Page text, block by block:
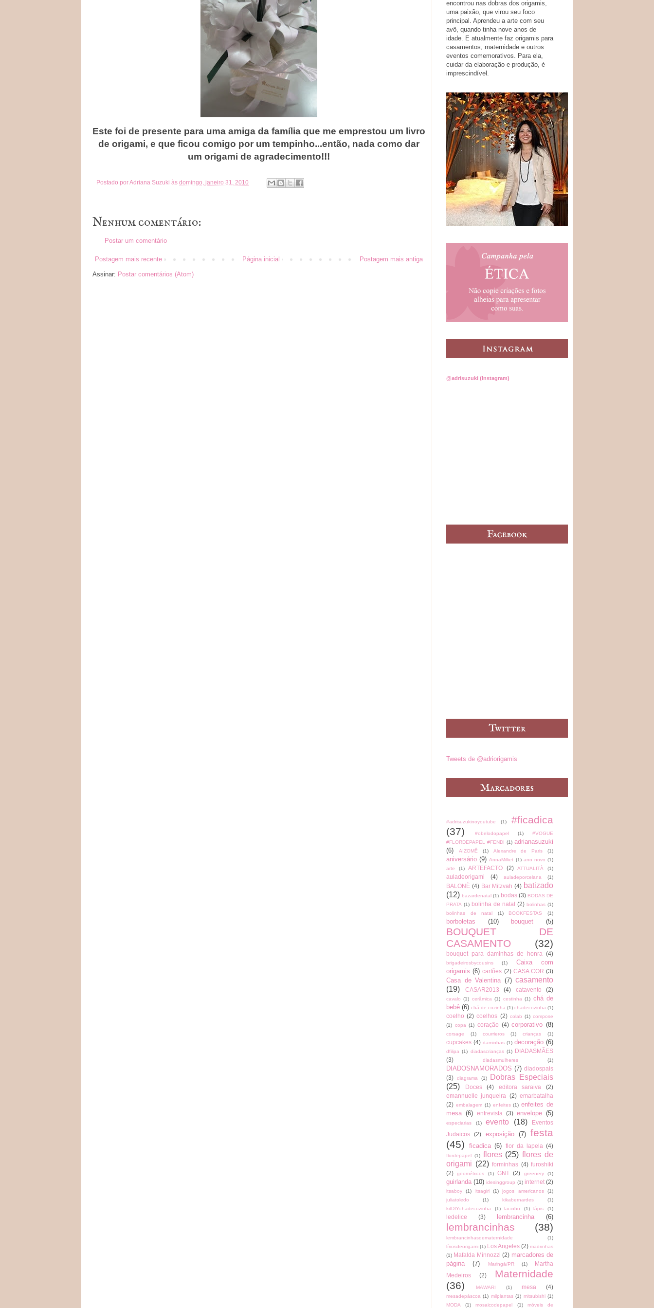
Este foi de presente para uma amiga da família que me emprestou um livro
de origami, e que ficou comigo por um tempinho...então, nada como dar
um origami de agradecimento!!!
Postado porAdriana Suzuki às domingo, janeiro 31, 2010
Nenhum comentário:
Postar um comentário
Postagem mais recente Postagem mais antiga
Página inicial
Assinar: Postar comentários (Atom)
encontrou nas dobras dos origamis,
uma paixão, que virou seu foco
principal. Aprendeu a arte com seu
avô, quando tinha nove anos de
idade. E atualmente faz origamis para
casamentos, maternidade e outros
eventos comemorativos. Para ela,
cuidar da elaboração e produção, é
imprescindível.
@adrisuzuki (Instagram)
Tweets de @adriorigamis
#adrisuzukinoyoutube (1)
#ficadica
(37)
#obelodopapel (1)
#VOGUE
#FLORDEPAPEL #FENDI (1) adrianasuzuki
(6)
AIZOMÊ (1) Alexandre de Paris (1)
aniversário (9) AnnaMilliet (1) ano novo (1)
arte
(1) ARTEFACTO (2) ATTUALITÀ (1)
auladeorigami (4) auladeporcelana (1)
BALONÈ (4) Bar Mitzvah (4) batizado
(12) bazardenatal (1) bodas (3) BODAS DE
PRATA (1) bolinha de natal (2) bolinhas (1)
bolinhas de natal
(1) BOOKFESTAS (1)
borboletas (10) bouquet (5)
BOUQUET DE
CASAMENTO
(32)
bouquet para daminhas de honra (4)
brigadeirosbycousins (1)
Caixa com
origamis (6) cartões (2) CASA COR (3)
Casa de Valentina (7) casamento
(19)
CASAR2013 (4) catavento (2)
cavalo (1) cerâmica (1) cestinha (1) chá de
bebê (6) chá de cozinha (1) chadecozinha (1)
coelho (2) coelhos (2) colab (1) compose
(1) copa (1) coração (4) corporativo (8)
corsage (1) courrieros (1) crianças (1)
cupcakes (4) daminhas (1) decoração (6)
dfilipa (1) diadascrianças (1) DIADASMÃES
(3)
diadasmulheres (1)
DIADOSNAMORADOS (7) diadospais
(3)
diagrama (1)
Dobras Especiais
(25)
Doces (4) editora saraiva
(2)
emannuelle junqueira
(2) emarbatalha
(2) embalagem (1) enfeites (1) enfeites de
mesa (6) entrevista (3) envelope (5)
especiarias (1) evento (18)
Eventos
Judaicos
(2) exposição (7)
festa
(45)
ficadica (6) flor da lapela (4)
flordepapel (1) flores (25) flores de
origami (22) forminhas (4) furoshiki
(2)
geométricos (1) GNT (2) greenery (1)
guirlanda (10) idesinggroup (1) internet (2)
itsaboy (1) itsagirl (1) jogos americanos
(1)
juliatoledo
(1) kikabernardes
(1)
kitDIYchadecozinha
(1) lacinho (1) lápis (1)
ledelice (3) lembrancinha (6)
lembrancinhas (38)
lembrancinhasdematernidade
(1)
líriosdeorigami (1) Los Angeles (2) madrinhas
(1) Mafalda Minnozzi (2) marcadores de
página
(7) Maringá/PR (1)
Martha
Medeiros
(2)
Maternidade
(36)
MAWARI (1) mesa (4)
mesadepáscoa (1) milplantas (1) mitsubishi (1)
MODA
(1) mosaicodepapel (1) móveis de